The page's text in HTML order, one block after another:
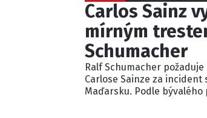
Carlos Sainz
mírným
Schumacher
Ralf Schumacher
Carlose Sainze za incident
Maďarsku. Podle bývalého